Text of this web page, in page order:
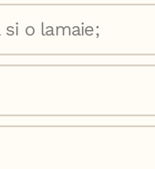
o lamaie;